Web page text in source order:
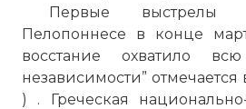
Первые выстрелы
Пелопоннесе в конце
восстание охватило
независимости”
) . Греческая